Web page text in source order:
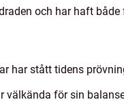
och har haft
har stått tidens
välkända för sin